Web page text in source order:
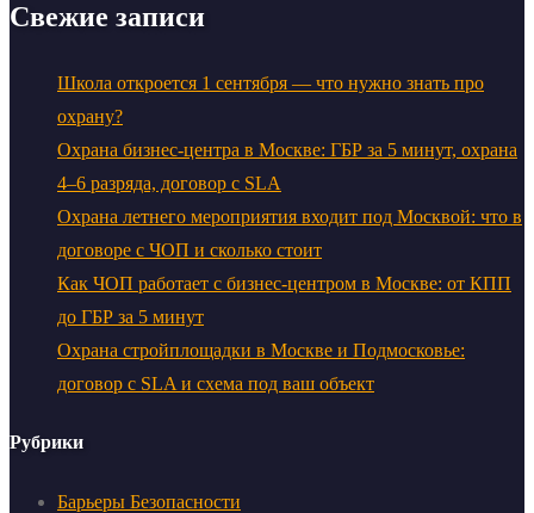
Свежие записи
Школа откроется 1 сентября — что нужно знать про
охрану?
Охрана бизнес-центра в Москве: ГБР за 5 минут, охрана
4–6 разряда, договор с SLA
Охрана летнего мероприятия входит под Москвой: что в
договоре с ЧОП и сколько стоит
Как ЧОП работает с бизнес-центром в Москве: от КПП
до ГБР за 5 минут
Охрана стройплощадки в Москве и Подмосковье:
договор с SLA и схема под ваш объект
Рубрики
Барьеры Безопасности